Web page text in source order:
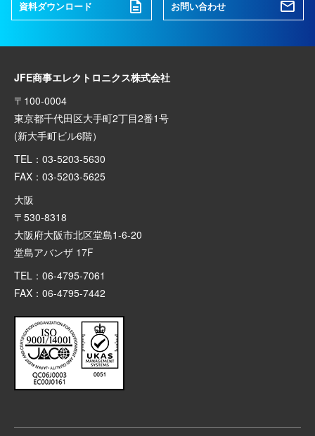
資料ダウンロード お問い合わせ
JFE商事エレクトロニクス株式会社
〒100-0004
東京都千代田区大手町2丁目2番1号
(新大手町ビル6階）
TEL：03-5203-5630
FAX：03-5203-5625
大阪
〒530-8318
大阪府大阪市北区堂島1-6-20
堂島アバンザ 17F
TEL：06-4795-7061
FAX：06-4795-7442